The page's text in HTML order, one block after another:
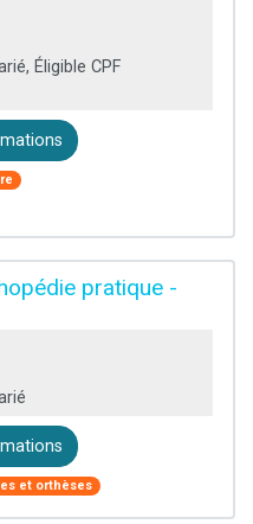
Éligible CPF
pratique -
et orthèses